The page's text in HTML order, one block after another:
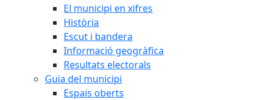
El municipi en xifres
Història
Escut i bandera
Informació geogràfica
Resultats electorals
Guia del municipi
Espais oberts